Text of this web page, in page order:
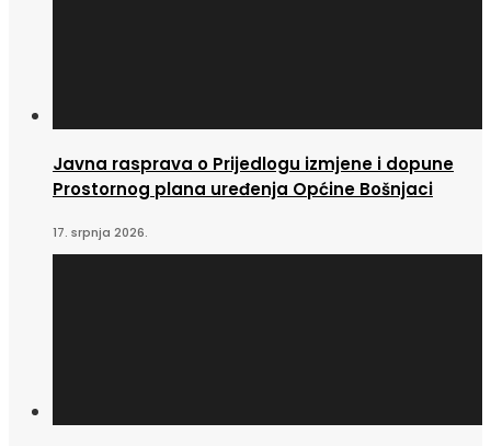
Javna rasprava o Prijedlogu izmjene i dopune
Prostornog plana uređenja Općine Bošnjaci
17. srpnja 2026.